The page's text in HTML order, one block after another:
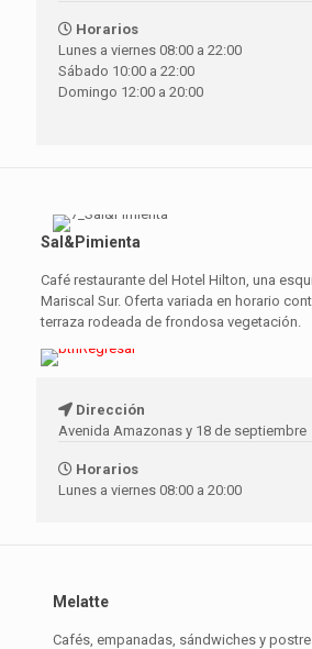
Horarios
Lunes a viernes 08:00 a 22:00
Sábado 10:00 a 22:00
Domingo 12:00 a 20:00
Sal&Pimienta
Café restaurante del Hotel Hilton, una
Mariscal Sur. Oferta variada en horario
terraza rodeada de frondosa vegetación.
Dirección
Avenida Amazonas y 18 de septiembre
Horarios
Lunes a viernes 08:00 a 20:00
Melatte
Cafés, empanadas, sándwiches y